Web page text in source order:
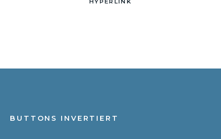
HYPERLINK
BUTTONS INVERTIERT